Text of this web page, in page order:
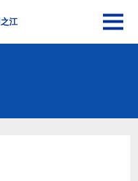
江